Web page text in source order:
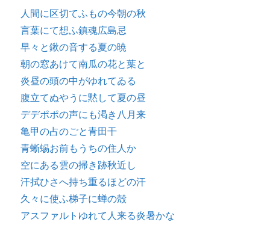
人間に区切てふもの今朝の秋
言葉にて想ふ鎮魂広島忌
早々と鍬の音する夏の暁
朝の窓あけて南瓜の花と葉と
炎昼の頭の中がゆれてゐる
腹立てぬやうに黙して夏の昼
デデポポの声にも渇き八月来
亀甲の占のごと青田干
青蜥蜴お前もうちの住人か
空にある雲の掃き跡秋近し
汗拭ひさへ持ち重るほどの汗
久々に使ふ梯子に蝉の殻
アスファルトゆれて人来る炎暑かな